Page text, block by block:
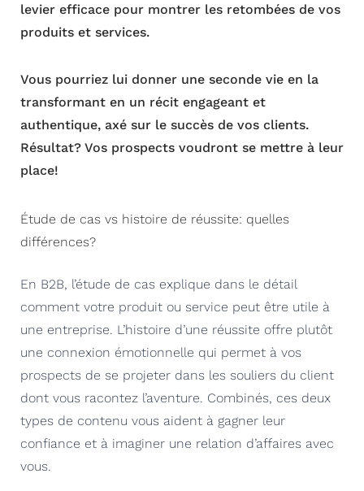
levier efficace pour montrer les retombées de vos
produits et services.
Vous pourriez lui donner une seconde vie en la
transformant en un récit engageant et
authentique, axé sur le succès de vos clients.
Résultat? Vos prospects voudront se mettre à leur
place!
Étude de cas vs histoire de réussite: quelles
différences?
En B2B, l’étude de cas explique dans le détail
comment votre produit ou service peut être utile à
une entreprise. L’histoire d’une réussite offre plutôt
une connexion émotionnelle qui permet à vos
prospects de se projeter dans les souliers du client
dont vous racontez l’aventure. Combinés, ces deux
types de contenu vous aident à gagner leur
confiance et à imaginer une relation d’affaires avec
vous.